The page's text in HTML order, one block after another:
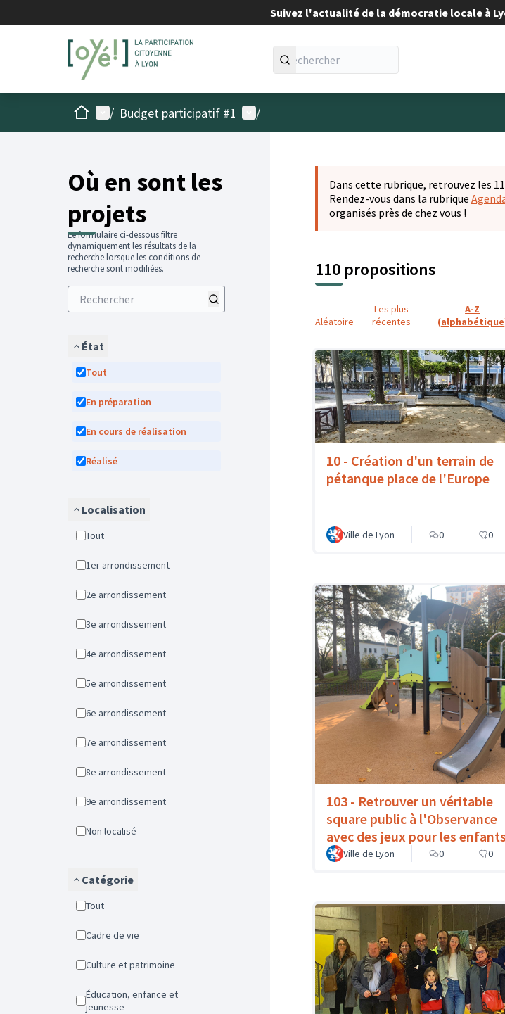
Suivez l'actualité de la démocratie locale à
AccueilMenu principal
/ Budget participatif #1 Menu utilisateur
/
Où en sont les
projets
Le formulaire ci-dessous filtre
dynamiquement les résultats de la
recherche lorsque les conditions de
recherche sont modifiées.
État
Tout
En préparation
En cours de réalisation
Réalisé
Localisation
Tout
1er arrondissement
2e arrondissement
3e arrondissement
4e arrondissement
5e arrondissement
6e arrondissement
7e arrondissement
8e arrondissement
9e arrondissement
Non localisé
Catégorie
Tout
Cadre de vie
Culture et patrimoine
Éducation, enfance et
jeunesse
Dans cette rubrique, retrouvez les
Rendez-vous dans la rubrique
organisés près de chez vous !
110 propositions
Aléatoire
Les plus
récentes
A-Z
10 - Création d'un terrain de
pétanque place de l'Europe
Ville de Lyon 0 0
103 - Retrouver un véritable
square public à l'Observance
avec des jeux pour les
Ville de Lyon 0 0